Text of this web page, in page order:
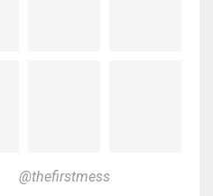
@thefirstmess